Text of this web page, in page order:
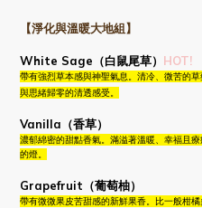
【淨化與溫暖大地組】
White Sage（白鼠尾草） HOT!
帶有強烈草本感與神聖氣息。清冷、微苦的
與思緒歸零的清透感受。
Vanilla（香草）
濃郁綿密的甜點香氣。滿溢著溫暖、幸福且
的燈。
Grapefruit（葡萄柚）
帶有微微果皮苦甜感的新鮮果香。比一般柑